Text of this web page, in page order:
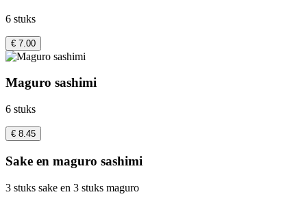
6 stuks
€ 7.00
Maguro sashimi
6 stuks
€ 8.45
Sake en maguro sashimi
3 stuks sake en 3 stuks maguro